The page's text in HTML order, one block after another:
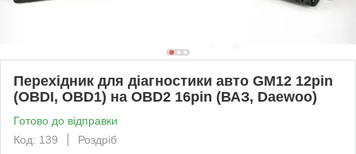
Перехідник для діагностики авто GM12 12pin
(OBDI, OBD1) на OBD2 16pin (ВАЗ, Daewoo)
Готово до відправки
Код: 139
Роздріб